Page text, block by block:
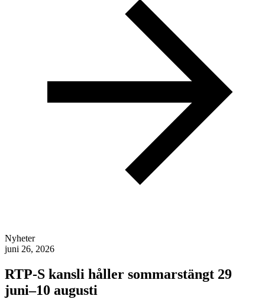
Nyheter
juni 26, 2026
RTP-S kansli håller sommarstängt 29
juni–10 augusti